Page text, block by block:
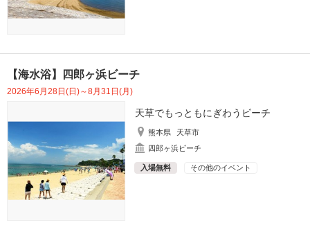
【海水浴】四郎ヶ浜ビーチ
2026年6月28日(日)～8月31日(月)
天草でもっともにぎわうビーチ
熊本県
天草市
四郎ヶ浜ビーチ
入場無料 その他のイベント